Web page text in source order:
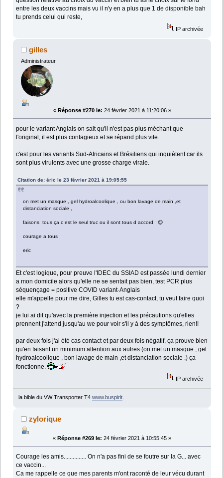
entre les deux vaccins mais vu il n'y en a plus que 1 de disponible bah
tu prends celui qui reste,
IP archivée
gilles
Administrateur
« Réponse #270 le: 24 février 2021 à 11:20:06 »
pour le variant Anglais on sait qu'il n'est pas plus méchant que
l'original, il est plus contagieux et se répand plus vite.
c'est pour les variants Sud-Africains et Brésiliens qui inquiètent car ils
sont plus virulents avec une grosse charge virale.
Citation de: éric le 23 février 2021 à 19:05:55
on met un masque , gel hydroalcoolique , ou bon lavage de main ,et
distanciation sociale ,
faisons tous ça c est le seul truc ou il sont tous d accord 😉
courage a tous
eric
Et c'est logique, pour preuve l'IDEC du SSIAD est passée lundi dernier
a mon domicile alors qu'elle ne se sentait pas bien, test PCR plus
séquençage = positive COVID variant-Anglais
elle m'appelle pour me dire, Gilles tu est cas-contact, tu veut faire quoi
?
je lui ai dit qu'avec la première injection et les précautions qu'elles
prennent j'attend jusqu'au we pour voir s'il y à des symptômes, rien!!
par deux fois j'ai été cas contact et par deux fois négatif, ça prouve bien
qu'en faisant un minimum attention aux autres (on met un masque , gel
hydroalcoolique , bon lavage de main ,et distanciation sociale .) ça
fonctionne.
IP archivée
la bible du VW Transporter T4 www.buspirit.
zylorique
« Réponse #269 le: 24 février 2021 à 10:55:45 »
Courage les amis............... On n'a pas fini de se foutre sur la G... avec
ce vaccin...
Ca me rappelle ce que mes parents m'ont raconté de leur vécu durant